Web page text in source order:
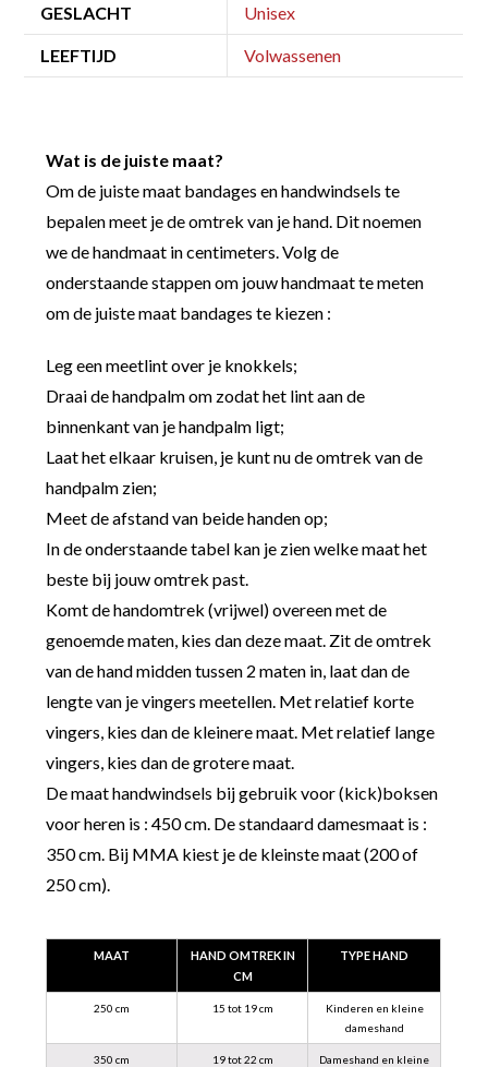
GESLACHT Unisex
LEEFTIJD Volwassenen
Wat is de juiste maat?
Om de juiste maat bandages en handwindsels te
bepalen meet je de omtrek van je hand. Dit noemen
we de handmaat in centimeters. Volg de
onderstaande stappen om jouw handmaat te meten
om de juiste maat bandages te kiezen :
Leg een meetlint over je knokkels;
Draai de handpalm om zodat het lint aan de
binnenkant van je handpalm ligt;
Laat het elkaar kruisen, je kunt nu de omtrek van de
handpalm zien;
Meet de afstand van beide handen op;
In de onderstaande tabel kan je zien welke maat het
beste bij jouw omtrek past.
Komt de handomtrek (vrijwel) overeen met de
genoemde maten, kies dan deze maat. Zit de omtrek
van de hand midden tussen 2 maten in, laat dan de
lengte van je vingers meetellen. Met relatief korte
vingers, kies dan de kleinere maat. Met relatief lange
vingers, kies dan de grotere maat.
De maat handwindsels bij gebruik voor (kick)boksen
voor heren is : 450 cm. De standaard damesmaat is :
350 cm. Bij MMA kiest je de kleinste maat (200 of
250 cm).
MAAT
HAND OMTREK IN
CM
TYPE HAND
250 cm 15 tot 19 cm
Kinderen en kleine
dameshand
350 cm 19 tot 22 cm
Dameshand en kleine